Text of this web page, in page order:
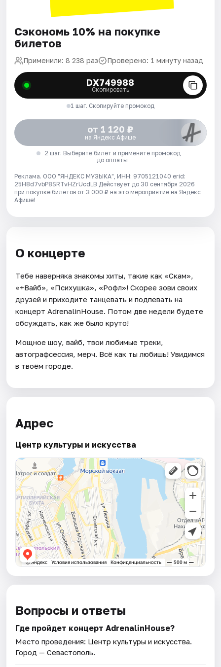
Сэкономь 10% на покупке
билетов
Применили: 8 238 раз Проверено: 1 минуту назад
DX749988
Скопировать
1 шаг. Скопируйте промокод
от 1 120 ₽
на Яндекс Афише
2 шаг. Выберите билет и примените промокод
до оплаты
Реклама. ООО "ЯНДЕКС МУЗЫКА", ИНН: 9705121040 erid:
25H8d7vbP8SRTvHZrUcdLB Действует до 30 сентября 2026
при покупке билетов от 3 000 ₽ на это мероприятие на Яндекс
Афише!
О концерте
Тебе наверняка знакомы хиты, такие как «Скам»,
«+Вайб», «Психушка», «Рофл»! Скорее зови своих
друзей и приходите танцевать и подпевать на
концерт AdrenalinHouse. Потом две недели будете
обсуждать, как же было круто!
Мощное шоу, вайб, твои любимые треки,
автографсессия, мерч. Всё как ты любишь! Увидимся
в твоём городе.
Адрес
Центр культуры и искусства
Вопросы и ответы
Где пройдет концерт AdrenalinHouse?
Место проведения: Центр культуры и искусства.
Город — Севастополь.